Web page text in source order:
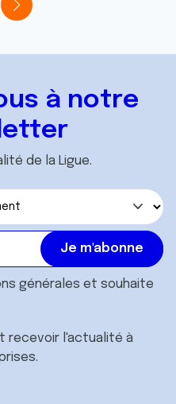
combiner celles-ci
vous leur avez fournies
à notre
de la Ligue.
générales et souhaite
recevoir l'actualité à